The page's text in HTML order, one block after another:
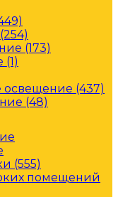
(173)
освещение (437)
(48)
(555)
помещений